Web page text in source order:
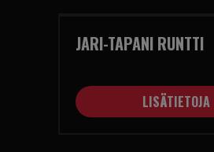
JARI-TAPANI RUNTTI
LISÄTIETOJA